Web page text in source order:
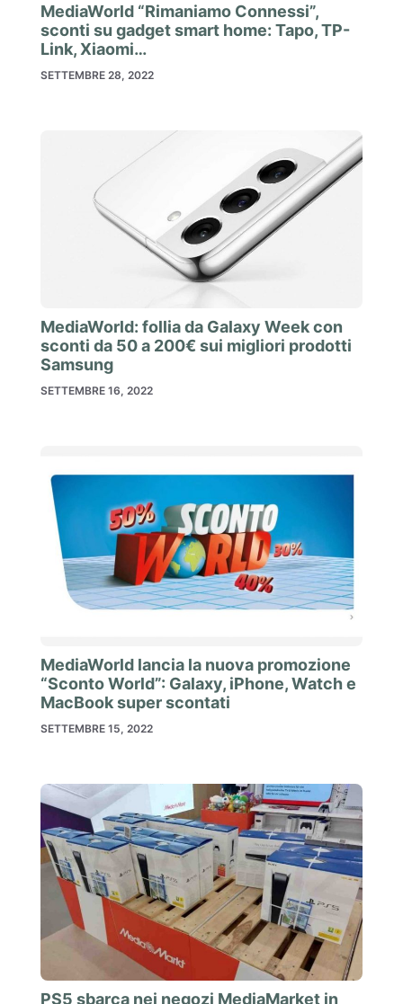
MediaWorld “Rimaniamo Connessi”,
sconti su gadget smart home: Tapo, TP-
Link, Xiaomi…
SETTEMBRE 28, 2022
MediaWorld: follia da Galaxy Week con
sconti da 50 a 200€ sui migliori prodotti
Samsung
SETTEMBRE 16, 2022
MediaWorld lancia la nuova promozione
“Sconto World”: Galaxy, iPhone, Watch e
MacBook super scontati
SETTEMBRE 15, 2022
PS5 sbarca nei negozi MediaMarket in